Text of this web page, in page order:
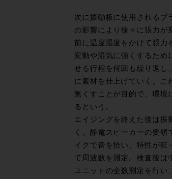
次に振動板に使用されるプ
の影響により徐々に張力が
前に温度湿度をかけて張力
変動や湿気に強くするため
せる行程を何回も繰り返し
に素材を仕上げていく。こ
無くすことが目的で、環境
るという。
エイジングを終えた後は振
く。静電スピーカーの要領
イクで音を拾い、特性が狂
て周波数を測定。検査後は
ユニットの全数測定を行い